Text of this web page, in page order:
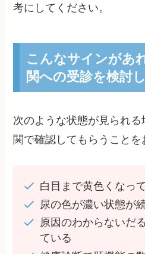
考にしてください。
こんなサインがあ
関への受診を検討
次のような状態が見られ
関で確認してもらうことを
白目まで黄色くなっ
尿の色が濃い状態が
原因のわからないだ
ている